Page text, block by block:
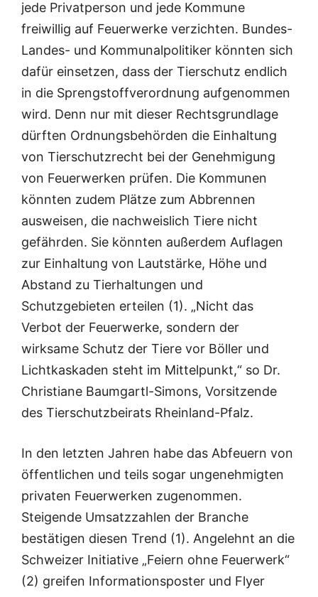
jede Privatperson und jede Kommune
freiwillig auf Feuerwerke verzichten. Bundes-
Landes- und Kommunalpolitiker könnten sich
dafür einsetzen, dass der Tierschutz endlich
in die Sprengstoffverordnung aufgenommen
wird. Denn nur mit dieser Rechtsgrundlage
dürften Ordnungsbehörden die Einhaltung
von Tierschutzrecht bei der Genehmigung
von Feuerwerken prüfen. Die Kommunen
könnten zudem Plätze zum Abbrennen
ausweisen, die nachweislich Tiere nicht
gefährden. Sie könnten außerdem Auflagen
zur Einhaltung von Lautstärke, Höhe und
Abstand zu Tierhaltungen und
Schutzgebieten erteilen (1). „Nicht das
Verbot der Feuerwerke, sondern der
wirksame Schutz der Tiere vor Böller und
Lichtkaskaden steht im Mittelpunkt,“ so Dr.
Christiane Baumgartl-Simons, Vorsitzende
des Tierschutzbeirats Rheinland-Pfalz.
In den letzten Jahren habe das Abfeuern von
öffentlichen und teils sogar ungenehmigten
privaten Feuerwerken zugenommen.
Steigende Umsatzzahlen der Branche
bestätigen diesen Trend (1). Angelehnt an die
Schweizer Initiative „Feiern ohne Feuerwerk“
(2) greifen Informationsposter und Flyer